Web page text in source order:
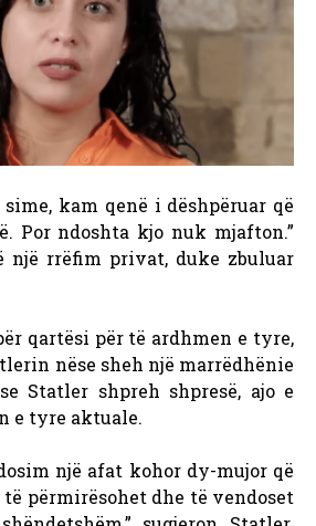
sime, kam qenë i dëshpëruar që
Por ndoshta kjo nuk mjafton.”
një rrëfim privat, duke zbuluar
qartësi për të ardhmen e tyre,
nëse sheh një marrëdhënie
Statler shpreh shpresë, ajo e
e tyre aktuale.
një afat kohor dy-mujor që
përmirësohet dhe të vendoset